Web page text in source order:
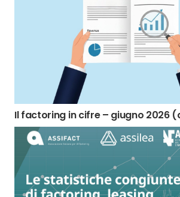
Il factoring in cifre – giugno 2026